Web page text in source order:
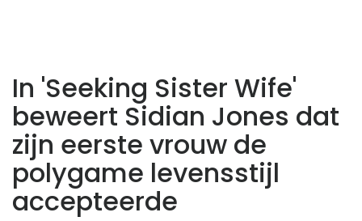
In 'Seeking Sister Wife'
beweert Sidian Jones dat
zijn eerste vrouw de
polygame levensstijl
accepteerde